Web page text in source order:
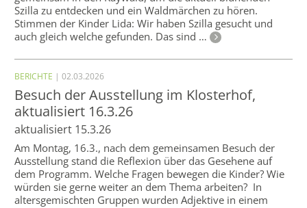
Szilla zu entdecken und ein Waldmärchen zu hören.
Stimmen der Kinder Lida: Wir haben Szilla gesucht und
auch gleich welche gefunden. Das sind …
BERICHTE | 02.03.2026
Besuch der Ausstellung im Klosterhof,
aktualisiert 16.3.26
aktualisiert 15.3.26
Am Montag, 16.3., nach dem gemeinsamen Besuch der
Ausstellung stand die Reflexion über das Gesehene auf
dem Programm. Welche Fragen bewegen die Kinder? Wie
würden sie gerne weiter an dem Thema arbeiten? In
altersgemischten Gruppen wurden Adjektive in einem